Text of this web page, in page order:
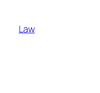
content
Law